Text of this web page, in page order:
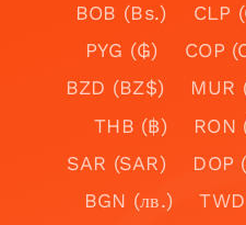
BOB (Bs.)
CLP
PYG (₲)
COP
BZD (BZ$)
THB (฿)
RON
SAR (SAR)
DOP
BGN (лв.)